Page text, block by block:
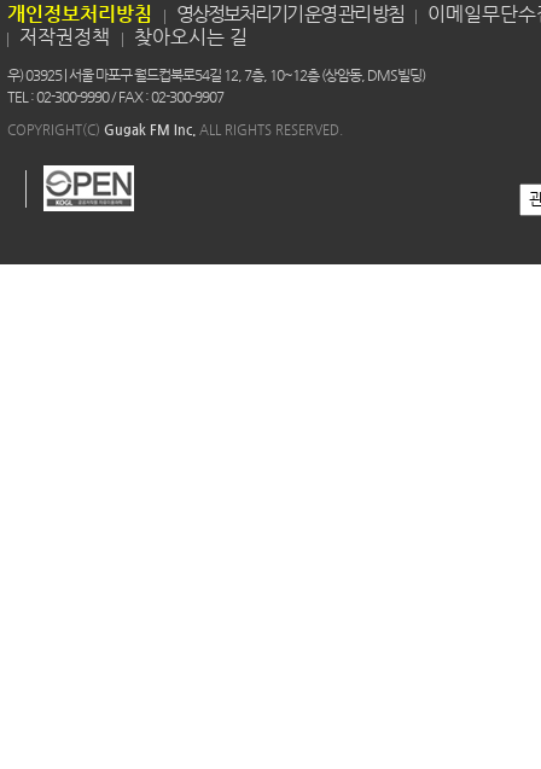
개인정보처리방침 영상정보처리기기 운영 관리 방침
이메일무단
저작권정책
찾아오시는 길
우) 03925 | 서울 마포구 월드컵북로54길 12, 7층, 10~12층 (상암동, DMS빌딩)
TEL : 02-300-9990 / FAX : 02-300-9907
COPYRIGHT(C) Gugak FM Inc. ALL RIGHTS RESERVED.